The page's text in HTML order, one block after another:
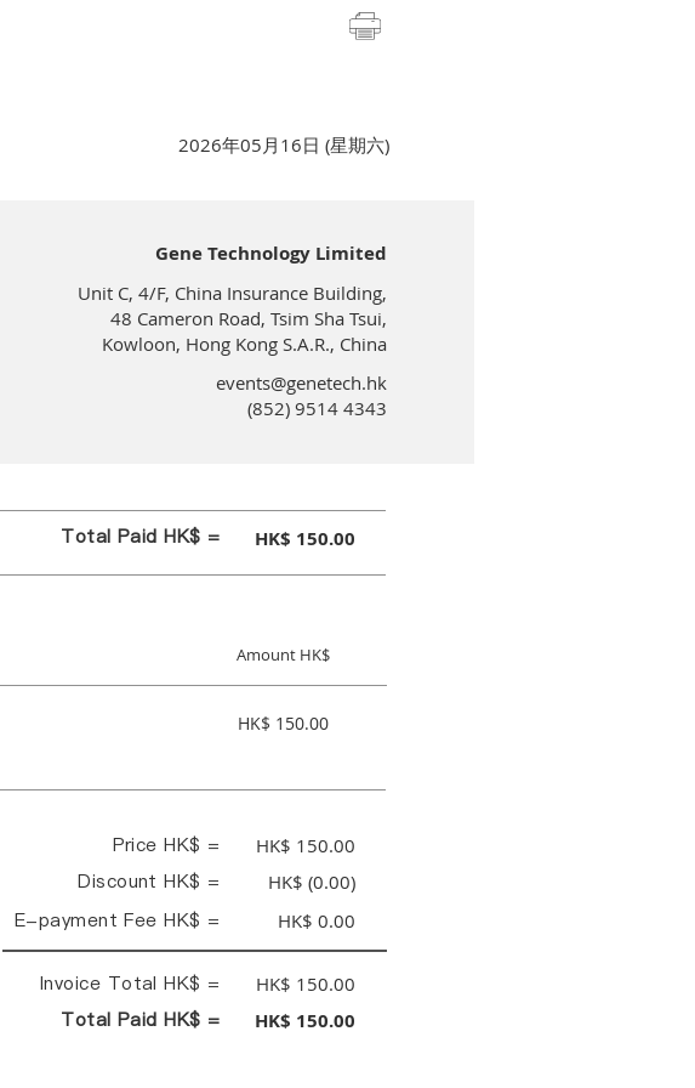
2026年05月16日 (星期六)
Gene Technology Limited
Unit C, 4/F, China Insurance Building,
48 Cameron Road, Tsim Sha Tsui,
Kowloon, Hong Kong S.A.R., China
events@genetech.hk
(852) 9514 4343
Total Paid HK$ = HK$ 150.00
Amount HK$
HK$ 150.00
Price HK$ = HK$ 150.00
Discount HK$ = HK$ (0.00)
E-payment Fee HK$ = HK$ 0.00
Invoice Total HK$ = HK$ 150.00
Total Paid HK$ = HK$ 150.00